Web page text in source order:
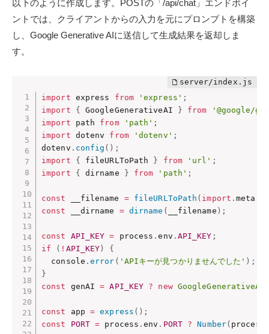
以下のように作成します。POSTの「/api/chat」エンドポイ
ントでは、クライアントからの入力を元にプロンプトを構築
し、Google Generative AIに送信して生成結果を返却しま
す。
import express from 'express' ;
import
{ GoogleGenerativeAI } from
'@google/
import path from 'path' ;
import dotenv from 'dotenv' ;
dotenv . config ( ) ;
import
{ fileURLToPath } from 'url' ;
import
{ dirname } from 'path' ;
const __filename = fileURLToPath ( import .meta
const __dirname = dirname ( __filename ) ;
const API_KEY = process .env . API_KEY ;
if
( ! API_KEY )
{
  console
.error ( 'APIキーが見つかりませんでした' ) ;
}
const genAI = API_KEY ? new GoogleGenerativeAI
const app = express ( ) ;
const
PORT = process .env . PORT ? Number( process